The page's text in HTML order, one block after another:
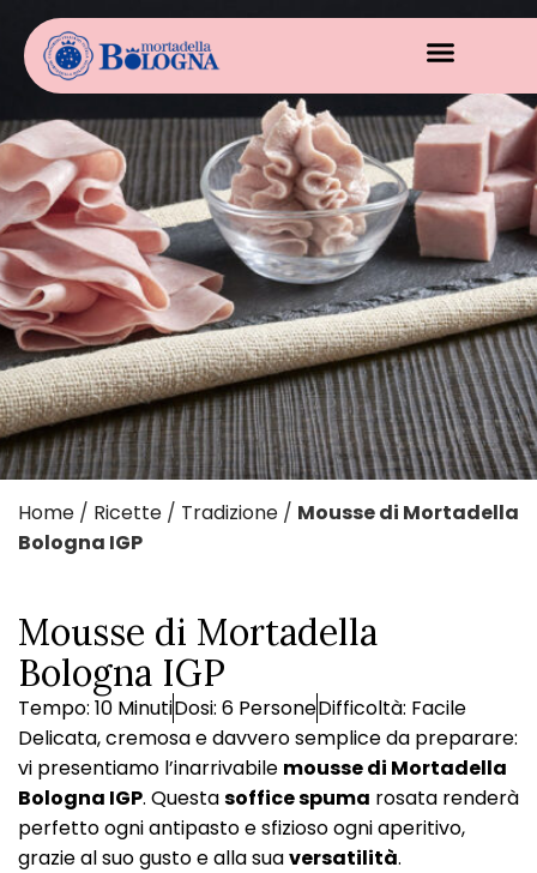
Home / Ricette / Tradizione / Mousse di Mortadella
Bologna IGP
Mousse di Mortadella
Bologna IGP
Tempo: 10 MinutiDosi: 6 PersoneDifficoltà: Facile
Delicata, cremosa e davvero semplice da preparare:
vi presentiamo l’inarrivabile mousse di Mortadella
Bologna IGP. Questasoffice spuma rosata renderà
perfetto ogni antipasto e sfizioso ogni aperitivo,
grazie al suo gusto e alla suaversatilità.